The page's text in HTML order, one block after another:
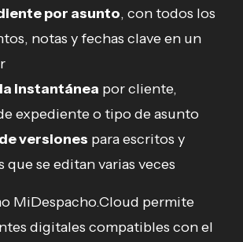
por asunto, con todos los
notas y fechas clave en un
instantánea por cliente,
expediente o tipo de asunto
de versiones para escritos y
se editan varias veces
MiDespacho.Cloud permite
digitales compatibles con el